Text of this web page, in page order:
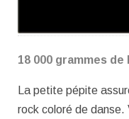
18 000 grammes de
La petite pépite
rock coloré de danse.